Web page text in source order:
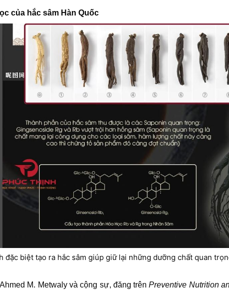
của hắc sâm Hàn Quốc
đặc biệt tạo ra hắc sâm giúp giữ lại những dưỡng chất quan
M. Metwaly và cộng sự, đăng trênPreventive Nutrition